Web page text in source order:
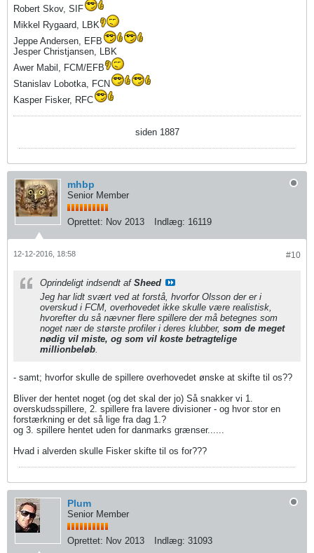
Robert Skov, SIF
Mikkel Rygaard, LBK
Jeppe Andersen, EFB
Jesper Christjansen, LBK
Awer Mabil, FCM/EFB
Stanislav Lobotka, FCN
Kasper Fisker, RFC
siden 1887
mhbp
Senior Member
Oprettet: Nov 2013 Indlæg: 16119
#10
12-12-2016, 18:58
Oprindeligt indsendt af Sheed
Jeg har lidt svært ved at forstå, hvorfor Olsson der er i
overskud i FCM, overhovedet ikke skulle være realistisk,
hvorefter du så nævner flere spillere der må betegnes som
noget nær de største profiler i deres klubber, som de meget
nødig vil miste, og som vil koste betragtelige
millionbeløb.
- samt; hvorfor skulle de spillere overhovedet ønske at skifte til os??
Bliver der hentet noget (og det skal der jo) Så snakker vi 1.
overskudsspillere, 2. spillere fra lavere divisioner - og hvor stor en
forstærkning er det så lige fra dag 1.?
og 3. spillere hentet uden for danmarks grænser......
Hvad i alverden skulle Fisker skifte til os for???
Plum
Senior Member
Oprettet: Nov 2013 Indlæg: 31093